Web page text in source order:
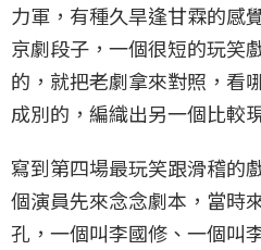
力軍，有種久旱逢甘霖的感
京劇段子，一個很短的玩笑
的，就把老劇拿來對照，看
成別的，編織出另一個比較
寫到第四場最玩笑跟滑稽的
個演員先來念念劇本，當時
孔，一個叫李國修、一個叫